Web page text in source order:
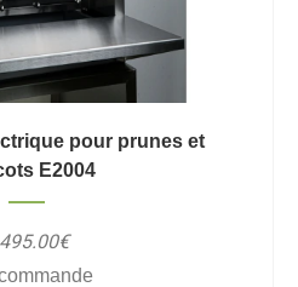
pour prunes et
E2004